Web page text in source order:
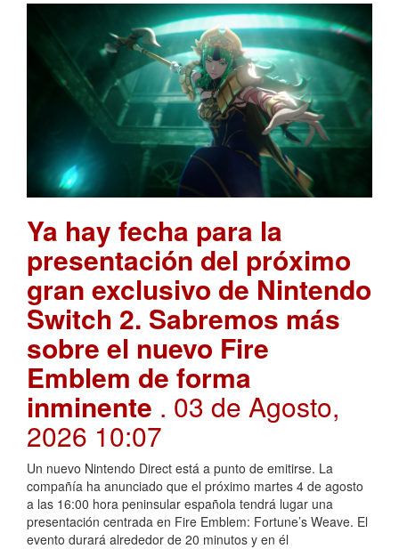
Ya hay fecha para la
presentación del próximo
gran exclusivo de Nintendo
Switch 2. Sabremos más
sobre el nuevo Fire
Emblem de forma
inminente . 03 de Agosto,
2026 10:07
Un nuevo Nintendo Direct está a punto de emitirse. La
compañía ha anunciado que el próximo martes 4 de agosto
a las 16:00 hora peninsular española tendrá lugar una
presentación centrada en Fire Emblem: Fortune’s Weave. El
evento durará alrededor de 20 minutos y en él